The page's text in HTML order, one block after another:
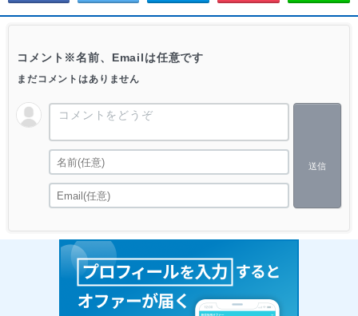
コメント ※名前、Emailは任意です
まだコメントはありません
送信